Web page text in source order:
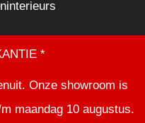
*
Onze showroom is
maandag 10 augustus.